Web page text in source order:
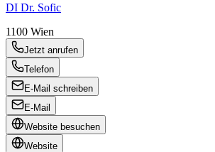
DI Dr. Sofic
1100 Wien
Jetzt anrufen
Telefon
E-Mail schreiben
E-Mail
Website besuchen
Website